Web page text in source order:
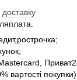
вартості